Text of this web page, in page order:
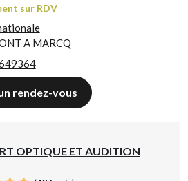
sur RDV
A MARCQ
rendez-vous
OPTIQUE ET AUDITION